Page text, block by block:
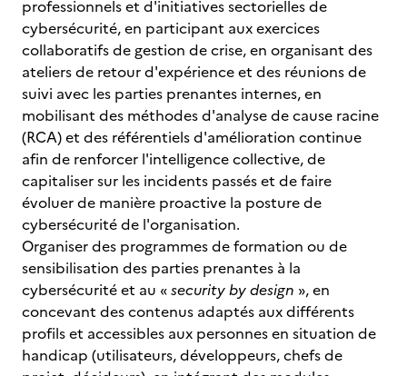
professionnels et d'initiatives sectorielles de
cybersécurité, en participant aux exercices
collaboratifs de gestion de crise, en organisant des
ateliers de retour d'expérience et des réunions de
suivi avec les parties prenantes internes, en
mobilisant des méthodes d'analyse de cause racine
(RCA) et des référentiels d'amélioration continue
afin de renforcer l'intelligence collective, de
capitaliser sur les incidents passés et de faire
évoluer de manière proactive la posture de
cybersécurité de l'organisation.
Organiser des programmes de formation ou de
sensibilisation des parties prenantes à la
cybersécurité et au «security by design », en
concevant des contenus adaptés aux différents
profils et accessibles aux personnes en situation de
handicap (utilisateurs, développeurs, chefs de